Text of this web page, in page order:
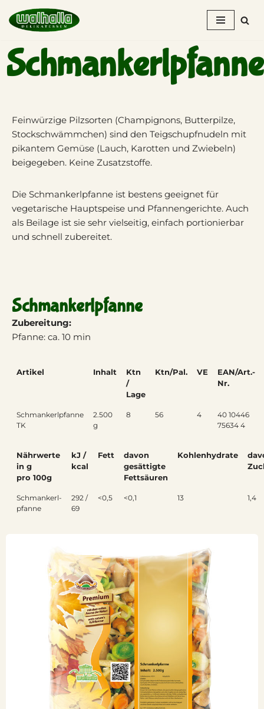
Zum
Inhalt
springen
Schmankerlpfanne
Feinwürzige Pilzsorten (Champignons, Butterpilze,
Stockschwämmchen) sind den Teigschupfnudeln mit
pikantem Gemüse (Lauch, Karotten und Zwiebeln)
beigegeben. Keine Zusatzstoffe.
Die Schmankerlpfanne ist bestens geeignet für
vegetarische Hauptspeise und Pfannengerichte. Auch
als Beilage ist sie sehr vielseitig, einfach portionierbar
und schnell zubereitet.
Schmankerlpfanne
Zubereitung:
Pfanne: ca. 10 min
Artikel Inhalt
Ktn
/
Lage
Ktn/Pal. VE
EAN/Art.-
Nr.
Schmankerlpfanne
TK
2.500
g
8 56 4
40 10446
75634 4
Nährwerte
in g
pro 100g
kJ /
kcal
Fett
davon
gesättigte
Fettsäuren
Kohlenhydrate
Schmankerl-
pfanne
292 /
69
<0,5 <0,1 13 1,4